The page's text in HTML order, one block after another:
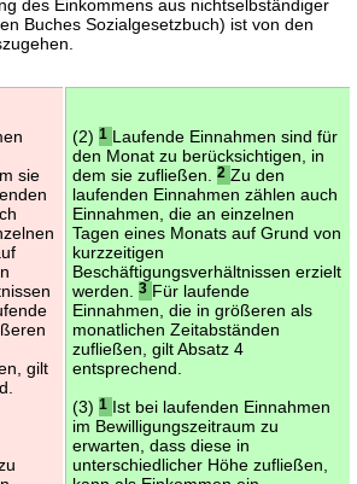
des Einkommens aus nichtselbständiger
Buches Sozialgesetzbuch) ist von den
sie
gilt
(2) 1 Laufende Einnahmen sind für
den Monat zu berücksichtigen, in
dem sie zufließen.
2 Zu den
laufenden Einnahmen zählen auch
Einnahmen, die an einzelnen
Tagen eines Monats auf Grund von
kurzzeitigen
Beschäftigungsverhältnissen erzielt
werden.
3 Für laufende
Einnahmen, die in größeren als
monatlichen Zeitabständen
zufließen, gilt Absatz 4
entsprechend.
(3) 1 Ist bei laufenden Einnahmen
im Bewilligungszeitraum zu
erwarten, dass diese in
unterschiedlicher Höhe zufließen,